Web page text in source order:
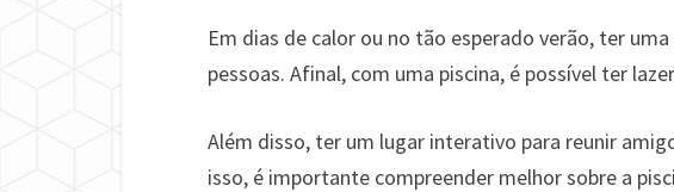
Em dias de calor ou no tão esperado verão, ter
pessoas. Afinal, com uma piscina, é possível ter
Além disso, ter um lugar interativo para reunir
isso, é importante compreender melhor sobre a